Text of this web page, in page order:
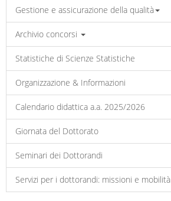
Gestione e assicurazione della qualità
Archivio concorsi
Statistiche di Scienze Statistiche
Organizzazione & Informazioni
Calendario didattica a.a. 2025/2026
Giornata del Dottorato
Seminari dei Dottorandi
Servizi per i dottorandi: missioni e mobilità